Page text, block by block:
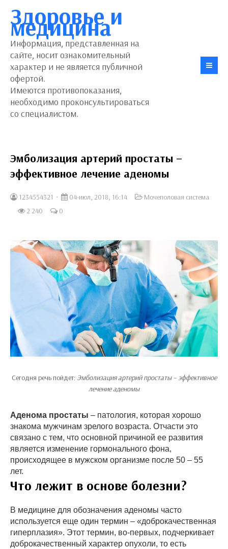
Здоровье и
медицина
Информация, представленная на
сайте, носит ознакомительный
характер и не является публичной
офертой.
Имеются противопоказания,
необходимо проконсультироваться
со специалистом.
Эмболизация артерий простаты –
эффективное лечение аденомы
1234554321 04-июл, 2018, 16:14
Мочеполовая система
2 240
0
Сегодня речь пойдет:Эмболизация артерий простаты – эффективное
лечение аденомы
Аденома простаты – патология, которая хорошо
знакома мужчинам зрелого возраста. Отчасти это
связано с тем, что основной причиной ее развития
является изменение гормонального фона,
происходящее в мужском организме после 50 – 55
лет.
Что лежит в основе болезни?
В медицине для обозначения аденомы часто
используется еще один термин – «доброкачественная
гиперплазия». Этот термин, во-первых, подчеркивает
доброкачественный характер опухоли, то есть